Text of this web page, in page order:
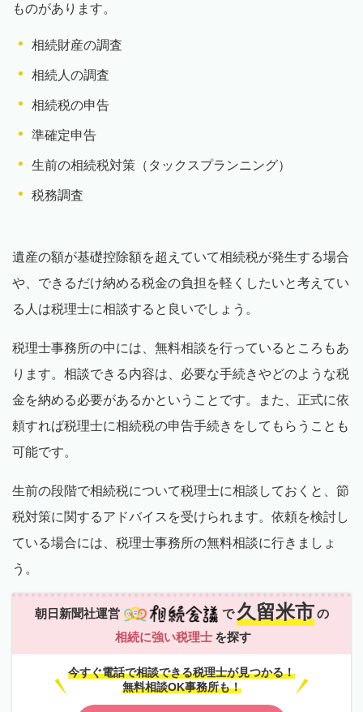
ものがあります。
相続財産の調査
相続人の調査
相続税の申告
準確定申告
生前の相続税対策（タックスプランニング）
税務調査
遺産の額が基礎控除額を超えていて相続税が発生する場合
や、できるだけ納める税金の負担を軽くしたいと考えてい
る人は税理士に相談すると良いでしょう。
税理士事務所の中には、無料相談を行っているところもあ
ります。相談できる内容は、必要な手続きやどのような税
金を納める必要があるかということです。また、正式に依
頼すれば税理士に相続税の申告手続きをしてもらうことも
可能です。
生前の段階で相続税について税理士に相談しておくと、節
税対策に関するアドバイスを受けられます。依頼を検討し
ている場合には、税理士事務所の無料相談に行きましょ
う。
朝日新聞社運営 で 久留米市 の
相続に強い税理士 を探す
今すぐ電話で相談できる税理士が見つかる！
無料相談OK事務所も！